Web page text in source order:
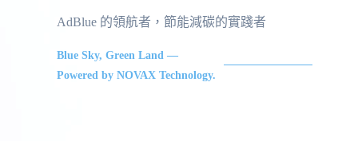
AdBlue 的領航者，節能減碳的實踐者
Blue Sky, Green Land —
Powered by NOVAX Technology.